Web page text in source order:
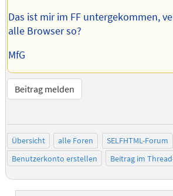
Das ist mir im FF untergekommen,
alle Browser so?
MfG
Beitrag melden
Übersicht alle Foren SELFHTML-Forum
Benutzerkonto erstellen
Beitrag im